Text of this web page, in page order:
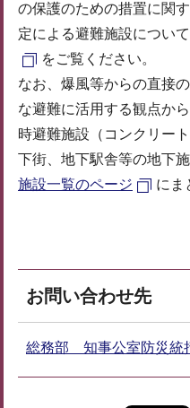
の保護のための措置に関
定による避難施設について
をご覧ください。
なお、爆風等からの直接
な避難に活用する観点か
時避難施設（コンクリー
下街、地下駅舎等の地下
施設一覧のページ
にま
お問い合わせ先
総務部 知事公室防災